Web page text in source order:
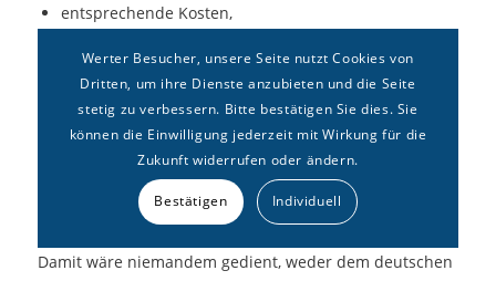
entsprechende Kosten,
Die Reaktion betroffener Unternehmerfamilien ist klar.
Auf sie würde ein solches Modell einen enormen
Steuervermeidungsdruck ausüben: Flucht ins Ausland
mehr), Ausweichkonstruktionen über ausländische
Holdingstrukturen oder Ähnliches.
Damit wäre niemandem gedient, weder dem deutschen
Werter Besucher, unsere Seite nutzt Cookies von
Dritten, um ihre Dienste anzubieten und die Seite
stetig zu verbessern. Bitte bestätigen Sie dies. Sie
können die Einwilligung jederzeit mit Wirkung für die
Zukunft widerrufen oder ändern.
Bestätigen Individuell